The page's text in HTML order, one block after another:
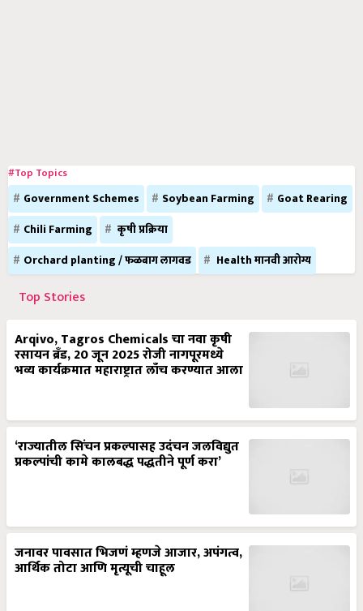
#Top Topics
Government Schemes Soybean Farming
Goat Rearing
Chili Farming
कृषी प्रक्रिया
Orchard planting / फळबाग लागवड
Health मानवी आरोग्य
Top Stories
Arqivo, Tagros Chemicals चा नवा कृषी
रसायन ब्रँड, 20 जून 2025 रोजी नागपूरमध्ये
भव्य कार्यक्रमात महाराष्ट्रात लाँच करण्यात आला
‘राज्यातील सिंचन प्रकल्पासह उदंचन जलविद्युत
प्रकल्पांची कामे कालबद्ध पद्धतीने पूर्ण करा’
जनावर पावसात भिजणं म्हणजे आजार, अपंगत्व,
आर्थिक तोटा आणि मृत्यूची चाहूल